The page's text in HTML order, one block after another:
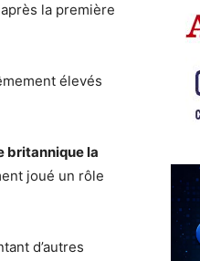
la première
élevés
britannique la
joué un rôle
d’autres